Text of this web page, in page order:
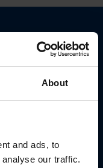
About
and ads, to
our traffic.
puhelimitse,